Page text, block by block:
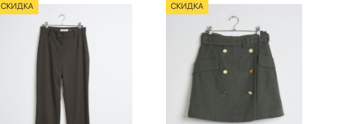
СКИДКА СКИДКА